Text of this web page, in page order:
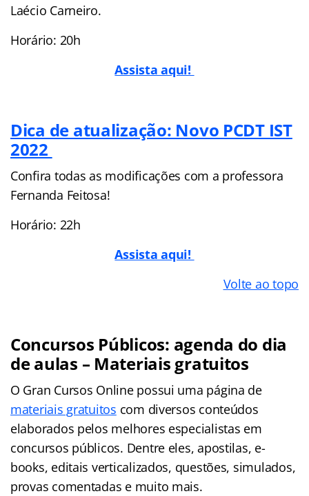
Laécio Carneiro.
Horário: 20h
Assista aqui!
Dica de atualização: Novo PCDT IST
2022
Confira todas as modificações com a professora
Fernanda Feitosa!
Horário: 22h
Assista aqui!
Volte ao topo
Concursos Públicos: agenda do dia
de aulas – Materiais gratuitos
O Gran Cursos Online possui uma página de
materiais gratuitos com diversos conteúdos
elaborados pelos melhores especialistas em
concursos públicos. Dentre eles, apostilas, e-
books, editais verticalizados, questões, simulados,
provas comentadas e muito mais.